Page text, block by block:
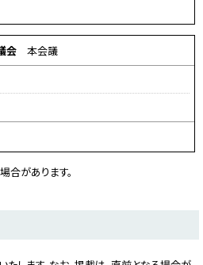
会
本会議
合があります。